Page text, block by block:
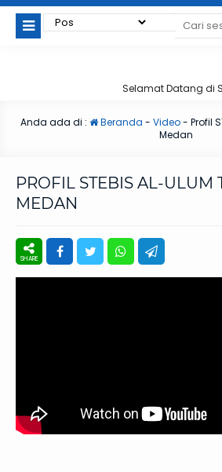
Selamat Datang di
Anda ada di : Beranda - Video- Profil
Medan
PROFIL STEBIS AL-ULUM
MEDAN